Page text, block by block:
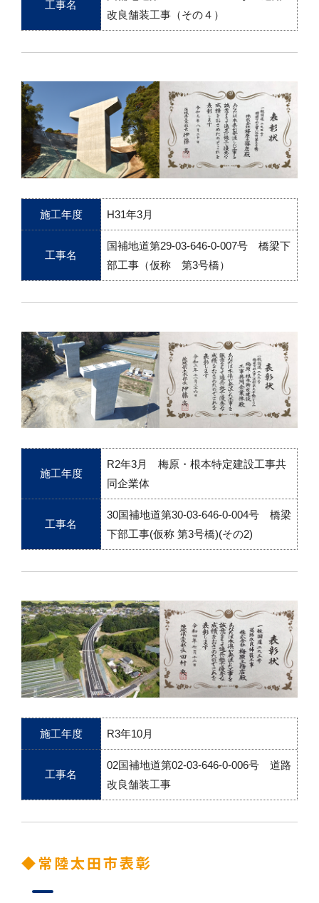
工事名
改良舗装工事（その４）
施工年度 H31年3月
工事名
国補地道第29-03-646-0-007号 橋梁下
部工事（仮称 第3号橋）
施工年度
R2年3月 梅原・根本特定建設工事共
同企業体
工事名
30国補地道第30-03-646-0-004号 橋梁
下部工事(仮称 第3号橋)(その2)
施工年度 R3年10月
工事名
02国補地道第02-03-646-0-006号 道路
改良舗装工事
◆常陸太田市表彰